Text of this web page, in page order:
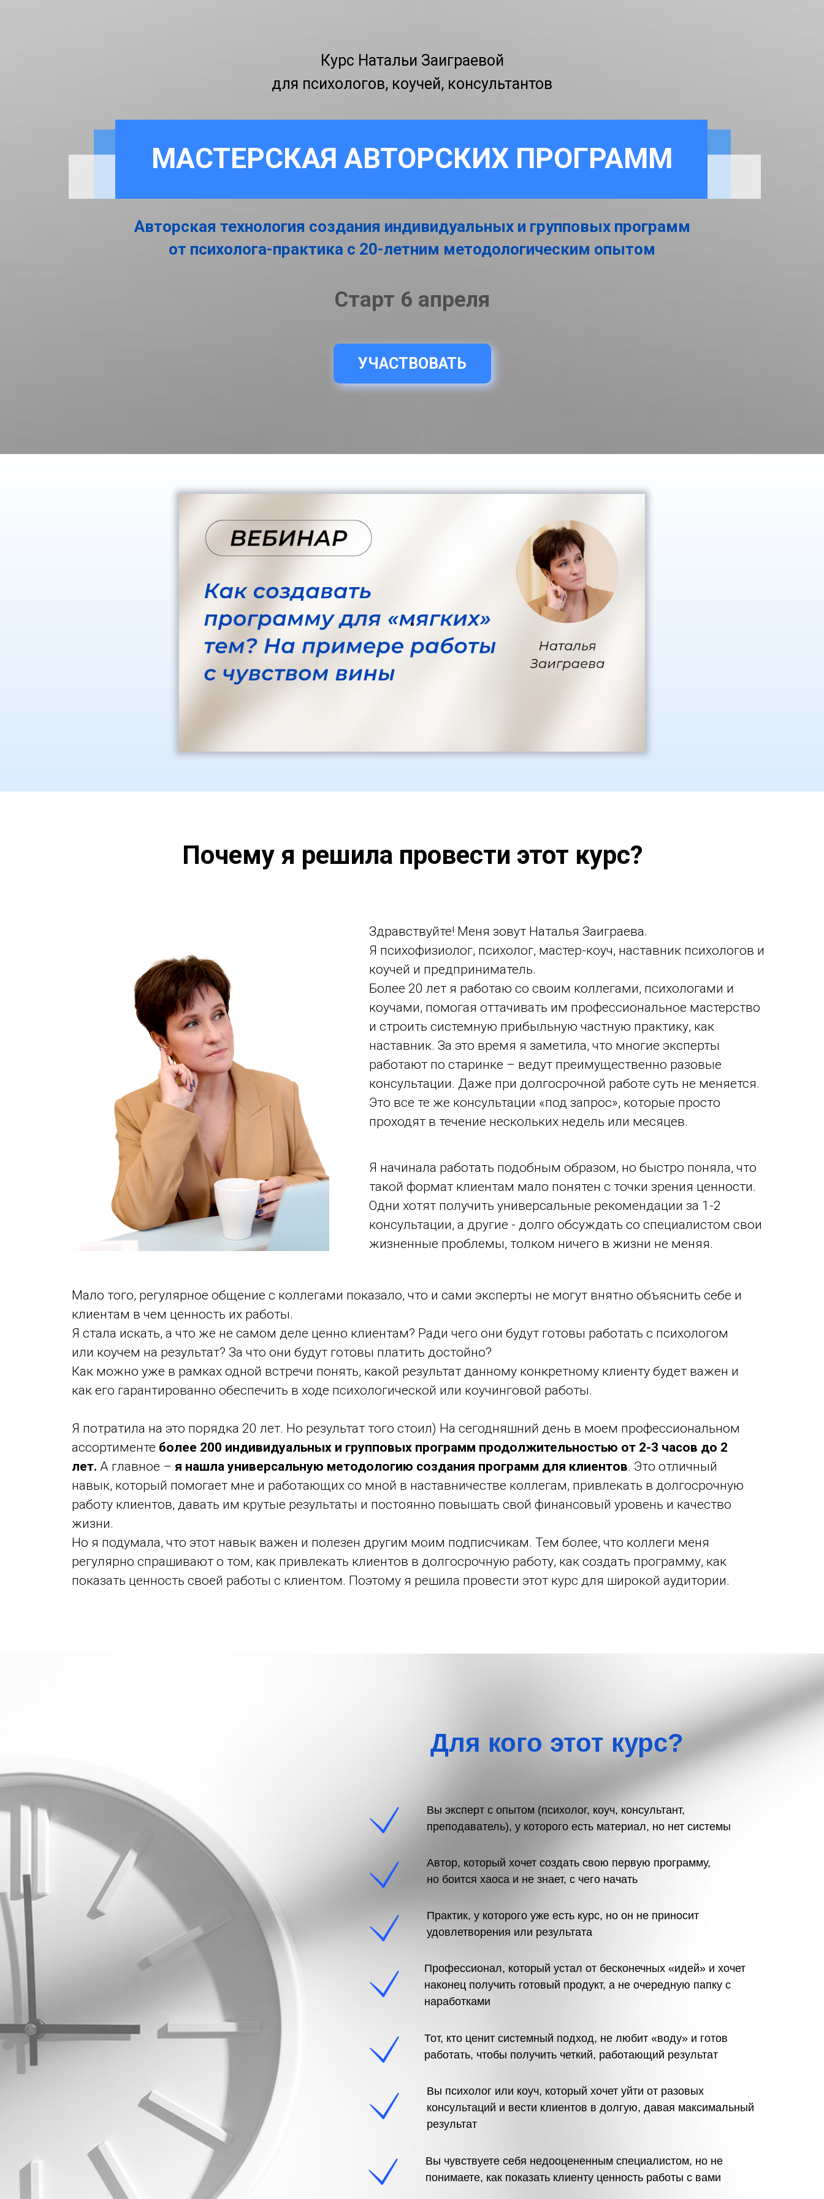
Курс Натальи Заиграевой
для психологов, коучей, консультантов
МАСТЕРСКАЯ АВТОРСКИХ ПРОГРАММ
УЧАСТВОВАТЬ
Авторская технология создания индивидуальных и групповых программ
от психолога-практика с 20-летним методологическим опытом
Старт 6 апреля
Здравствуйте! Меня зовут Наталья Заиграева.
Я психофизиолог, психолог, мастер-коуч, наставник психологов и
коучей и предприниматель.
Более 20 лет я работаю со своим коллегами, психологами и
коучами, помогая оттачивать им профессиональное мастерство
и строить системную прибыльную частную практику, как
наставник. За это время я заметила, что многие эксперты
работают по старинке – ведут преимущественно разовые
консультации. Даже при долгосрочной работе суть не меняется.
Это все те же консультации «под запрос», которые просто
проходят в течение нескольких недель или месяцев.
Мало того, регулярное общение с коллегами показало, что и сами эксперты не могут внятно объяснить себе и
клиентам в чем ценность их работы.
Я стала искать, а что же не самом деле ценно клиентам? Ради чего они будут готовы работать с психологом
или коучем на результат? За что они будут готовы платить достойно?
Как можно уже в рамках одной встречи понять, какой результат данному конкретному клиенту будет важен и
как его гарантированно обеспечить в ходе психологической или коучинговой работы.
Я потратила на это порядка 20 лет. Но результат того стоил) На сегодняшний день в моем профессиональном
ассортименте более 200 индивидуальных и групповых программ продолжительностью от 2-3 часов до 2
лет. А главное – я нашла универсальную методологию создания программ для клиентов. Это отличный
навык, который помогает мне и работающих со мной в наставничестве коллегам, привлекать в долгосрочную
работу клиентов, давать им крутые результаты и постоянно повышать свой финансовый уровень и качество
жизни.
Но я подумала, что этот навык важен и полезен другим моим подписчикам. Тем более, что коллеги меня
регулярно спрашивают о том, как привлекать клиентов в долгосрочную работу, как создать программу, как
показать ценность своей работы с клиентом. Поэтому я решила провести этот курс для широкой аудитории.
Я начинала работать подобным образом, но быстро поняла, что
такой формат клиентам мало понятен с точки зрения ценности.
Одни хотят получить универсальные рекомендации за 1-2
консультации, а другие - долго обсуждать со специалистом свои
жизненные проблемы, толком ничего в жизни не меняя.
Почему я решила провести этот курс?
Для кого этот курс?
Вы эксперт с опытом (психолог, коуч, консультант,
преподаватель), у которого есть материал, но нет системы
Автор, который хочет создать свою первую программу,
но боится хаоса и не знает, с чего начать
Практик, у которого уже есть курс, но он не приносит
удовлетворения или результата
Вы психолог или коуч, который хочет уйти от разовых
консультаций и вести клиентов в долгую, давая максимальный
результат
Вы чувствуете себя недооцененным специалистом, но не
понимаете, как показать клиенту ценность работы с вами
Профессионал, который устал от бесконечных «идей» и хочет
наконец получить готовый продукт, а не очередную папку с
наработками
Тот, кто ценит системный подход, не любит «воду» и готов
работать, чтобы получить четкий, работающий результат